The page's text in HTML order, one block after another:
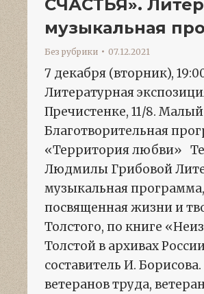
СЧАСТЬЯ».
музыкальная
Без рубрики 07.12.2021
7 декабря (вторник),
Литературная
Пречистенке, 11/8.
Благотворительная
«Территория любви»
Людмилы Грибовой
музыкальная программа,
посвященная жизни и
Толстого, по книге
Толстой в архивах
составитель И.
ветеранов труда,